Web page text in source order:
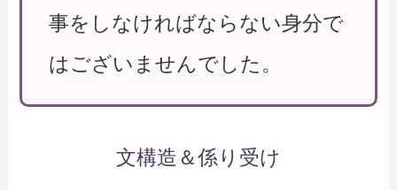
事をしなければならない身分で
はございませんでした。
文構造＆係り受け